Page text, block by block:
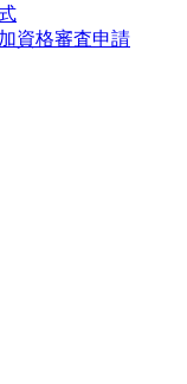
資格審査申請